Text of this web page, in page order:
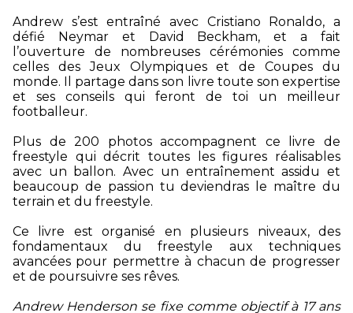
Andrew s’est entraîné avec Cristiano Ronaldo, a
défié Neymar et David Beckham, et a fait
l’ouverture de nombreuses cérémonies comme
celles des Jeux Olympiques et de Coupes du
monde. Il partage dans son livre toute son expertise
et ses conseils qui feront de toi un meilleur
footballeur.
Plus de 200 photos accompagnent ce livre de
freestyle qui décrit toutes les figures réalisables
avec un ballon. Avec un entraînement assidu et
beaucoup de passion tu deviendras le maître du
terrain et du freestyle.
Ce livre est organisé en plusieurs niveaux, des
fondamentaux du freestyle aux techniques
avancées pour permettre à chacun de progresser
et de poursuivre ses rêves.
Andrew Henderson se fixe comme objectif à 17 ans